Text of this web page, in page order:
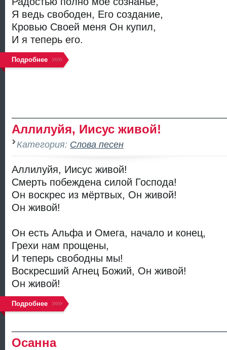
Я ведь свободен, Его создание,
Кровью Своей меня Он купил,
И я теперь его.
Подробнее
Аллилуйя, Иисус живой!
Категория: Слова песен
Аллилуйя, Иисус живой!
Смерть побеждена силой Господа!
Он воскрес из мёртвых, Он живой!
Он живой!
Он есть Альфа и Омега, начало и конец,
Грехи нам прощены,
И теперь свободны мы!
Воскресший Агнец Божий, Он живой!
Он живой!
Подробнее
Осанна